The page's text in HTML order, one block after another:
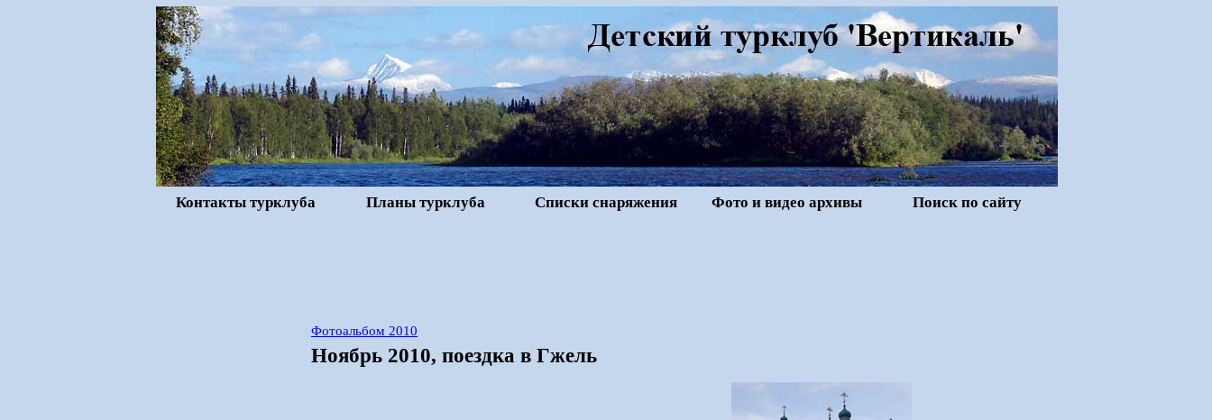
Контакты турклуба Планы турклуба Списки снаряжения Фото и видео архивы Поиск по сайту
Фотоальбом 2010
Ноябрь 2010, поездка в Гжель